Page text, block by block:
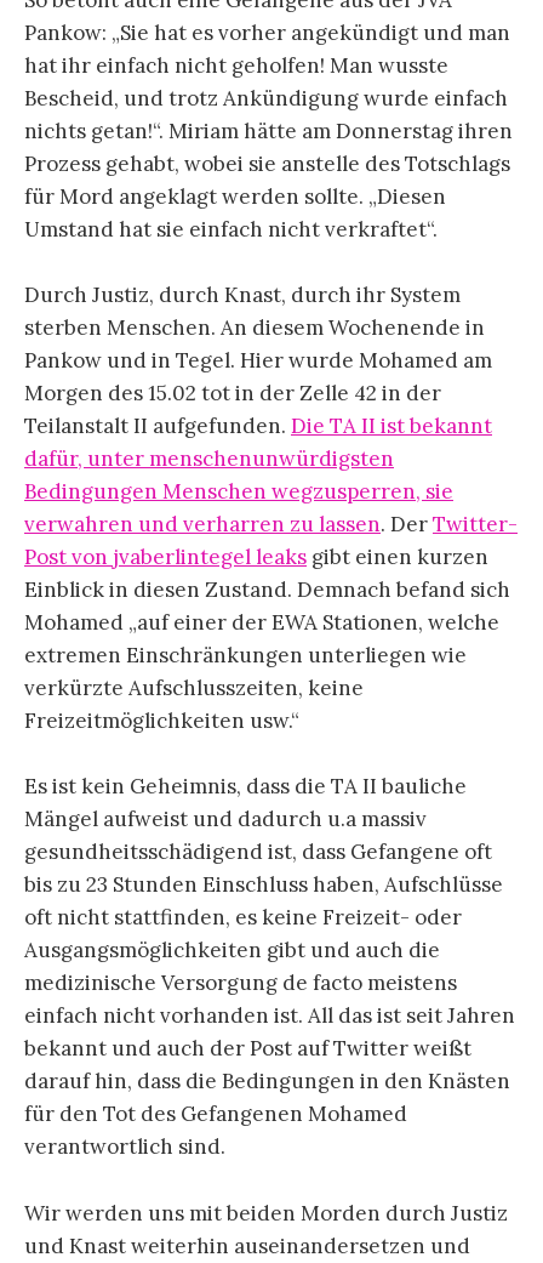
Pankow: „Sie hat es vorher angekündigt und man
hat ihr einfach nicht geholfen! Man wusste
Bescheid, und trotz Ankündigung wurde einfach
nichts getan!“. Miriam hätte am Donnerstag ihren
Prozess gehabt, wobei sie anstelle des Totschlags
für Mord angeklagt werden sollte. „Diesen
Umstand hat sie einfach nicht verkraftet“.
Durch Justiz, durch Knast, durch ihr System
sterben Menschen. An diesem Wochenende in
Pankow und in Tegel. Hier wurde Mohamed am
Morgen des 15.02 tot in der Zelle 42 in der
Teilanstalt II aufgefunden. Die TA II ist bekannt
dafür, unter menschenunwürdigsten
Bedingungen Menschen wegzusperren, sie
verwahren und verharren zu lassen. DerTwitter-
Post von jvaberlintegel leaks gibt einen kurzen
Einblick in diesen Zustand. Demnach befand sich
Mohamed „auf einer der EWA Stationen, welche
extremen Einschränkungen unterliegen wie
verkürzte Aufschlusszeiten, keine
Freizeitmöglichkeiten usw.“
Es ist kein Geheimnis, dass die TA II bauliche
Mängel aufweist und dadurch u.a massiv
gesundheitsschädigend ist, dass Gefangene oft
bis zu 23 Stunden Einschluss haben, Aufschlüsse
oft nicht stattfinden, es keine Freizeit- oder
Ausgangsmöglichkeiten gibt und auch die
medizinische Versorgung de facto meistens
einfach nicht vorhanden ist. All das ist seit Jahren
bekannt und auch der Post auf Twitter weißt
darauf hin, dass die Bedingungen in den Knästen
für den Tot des Gefangenen Mohamed
verantwortlich sind.
Wir werden uns mit beiden Morden durch Justiz
und Knast weiterhin auseinandersetzen und